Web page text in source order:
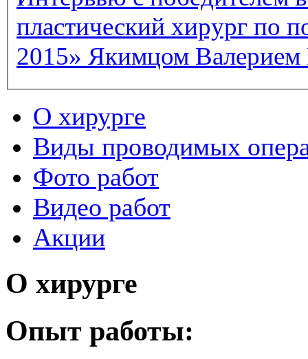
пластический хирург по
2015» Якимцом Валерием
О хирурге
Виды проводимых
Фото работ
Видео работ
Акции
О хирурге
Опыт работы: